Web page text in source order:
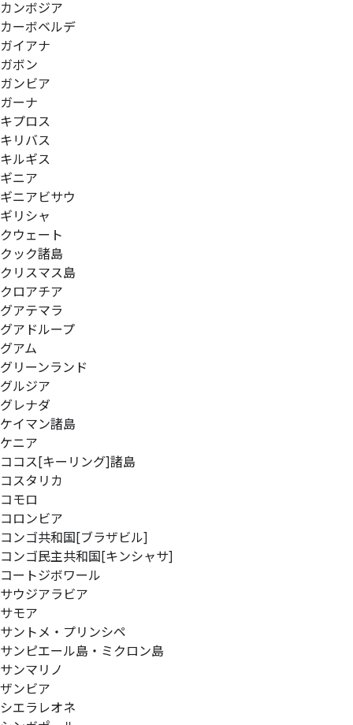
カンボジア
カーボベルデ
ガイアナ
ガボン
ガンビア
ガーナ
キプロス
キリバス
キルギス
ギニア
ギニアビサウ
ギリシャ
クウェート
クック諸島
クリスマス島
クロアチア
グアテマラ
グアドループ
グアム
グリーンランド
グルジア
グレナダ
ケイマン諸島
ケニア
ココス[キーリング]諸島
コスタリカ
コモロ
コロンビア
コンゴ共和国[ブラザビル]
コンゴ民主共和国[キンシャサ]
コートジボワール
サウジアラビア
サモア
サントメ・プリンシペ
サンピエール島・ミクロン島
サンマリノ
ザンビア
シエラレオネ